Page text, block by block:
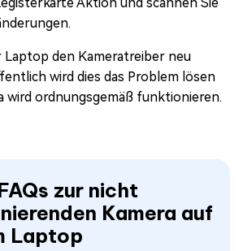
Laptop den Kameratreiber neu
wird dies das Problem lösen
wird ordnungsgemäß funktionieren.
zur nicht
Kamera auf
Laptop